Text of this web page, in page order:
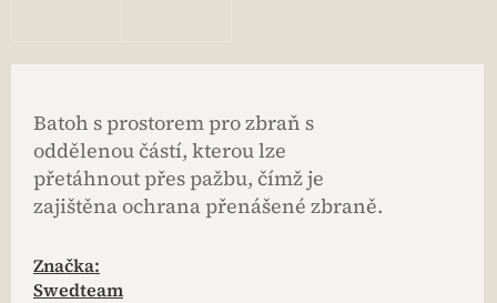
Batoh s prostorem pro zbraň s
oddělenou částí, kterou lze
přetáhnout přes pažbu, čímž je
zajištěna ochrana přenášené zbraně.
Značka:
Swedteam